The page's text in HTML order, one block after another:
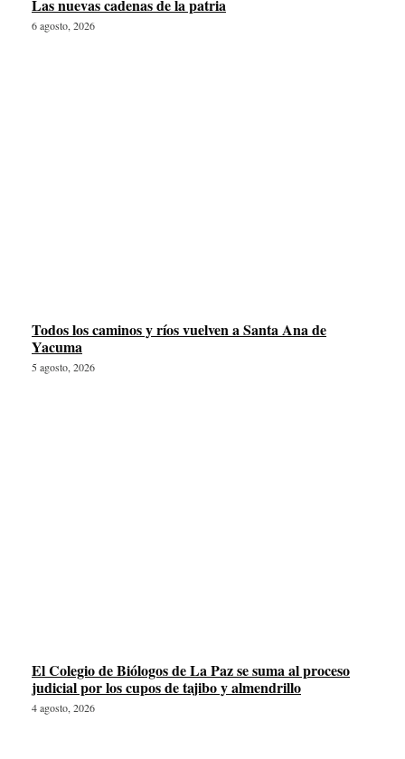
Las nuevas cadenas de la patria
6 agosto, 2026
Todos los caminos y ríos vuelven a Santa Ana de
Yacuma
5 agosto, 2026
El Colegio de Biólogos de La Paz se suma al proceso
judicial por los cupos de tajibo y almendrillo
4 agosto, 2026